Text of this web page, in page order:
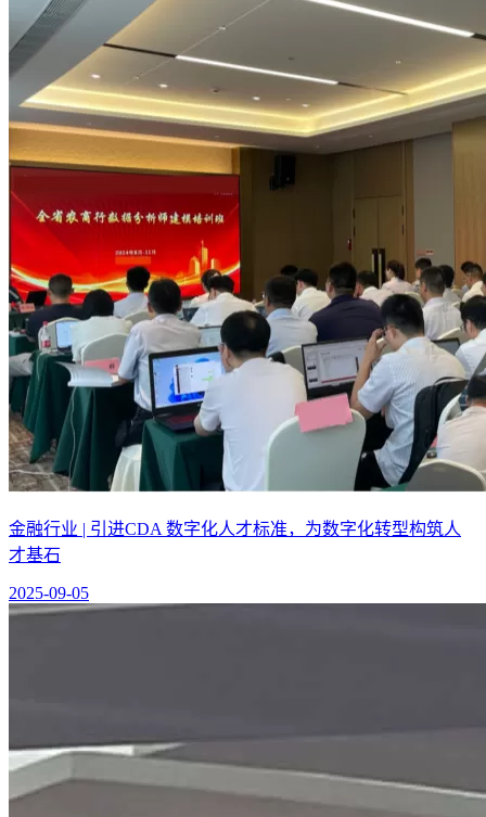
金融行业 | 引进CDA 数字化人才标准，为数字化转型构筑人
才基石
2025-09-05